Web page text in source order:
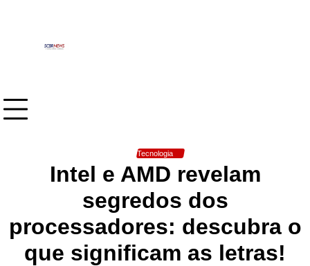
Tecnologia
Intel e AMD revelam
segredos dos
processadores: descubra o
que significam as letras!